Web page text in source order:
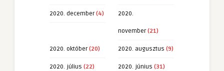
2020. december(4) 2020.
november(21)
2020. október(20) 2020. augusztus (9)
2020. július (22) 2020. június (31)